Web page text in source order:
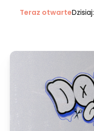
Teraz otwarteDzisiaj: